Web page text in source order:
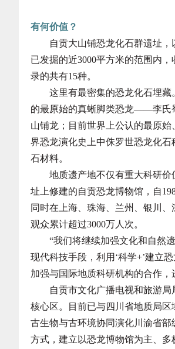
有何价值？
自贡大山铺恐龙化石群遗址，
已发掘的近3000平方米的范围内
录的共有15种。
这里有最密集的恐龙化石埋藏
的最原始的真蜥脚类恐龙——李氏
山铺龙；目前世界上公认的最原
界恐龙演化史上中侏罗世恐龙化
石材料。
地质遗产地不仅有重大科研价
址上修建的自贡恐龙博物馆，自
同时在上海、珠海、兰州、银川、
观众累计超过3000万人次。
“我们将继续加强文化和自然遗
现代科技手段，利用‘科学+’建立
加强与国际地质科研机构的合作，
自贡市文化广播电视和旅游局
核心区。目前已与四川省地质局
古生物与古环境协同演化川渝省
方式，建立以恐龙博物馆为主、多